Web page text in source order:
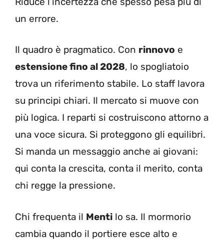
un errore.
Il quadro è pragmatico. Con rinnovo e
estensione fino al 2028, lo spogliatoio
trova un riferimento stabile. Lo staff lavora
su principi chiari. Il mercato si muove con
più logica. I reparti si costruiscono attorno a
una voce sicura. Si proteggono gli equilibri.
Si manda un messaggio anche ai giovani:
qui conta la crescita, conta il merito, conta
chi regge la pressione.
Chi frequenta il Menti lo sa. Il mormorio
cambia quando il portiere esce alto e